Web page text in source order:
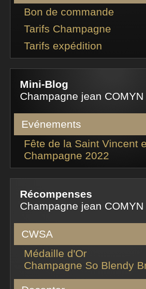
Bon de commande
Tarifs Champagne
Tarifs expédition
Mini-Blog
Champagne jean COMYN
Evénements
Fête de la Saint Vincent
Champagne 2022
Récompenses
Champagne jean COMYN
CWSA
Médaille d'Or
Champagne So Blendy